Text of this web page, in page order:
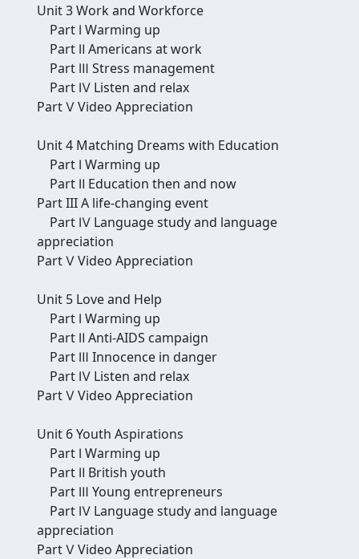
Unit 3 Work and Workforce
Part Ⅰ Warming up
Part Ⅱ Americans at work
Part Ⅲ Stress management
Part Ⅳ Listen and relax
Part Ⅴ Video Appreciation
Unit 4 Matching Dreams with Education
Part Ⅰ Warming up
Part Ⅱ Education then and now
Part III A life-changing event
Part Ⅳ Language study and language
appreciation
Part Ⅴ Video Appreciation
Unit 5 Love and Help
Part Ⅰ Warming up
Part Ⅱ Anti-AIDS campaign
Part Ⅲ Innocence in danger
Part Ⅳ Listen and relax
Part Ⅴ Video Appreciation
Unit 6 Youth Aspirations
Part Ⅰ Warming up
Part Ⅱ British youth
Part Ⅲ Young entrepreneurs
Part Ⅳ Language study and language
appreciation
Part Ⅴ Video Appreciation